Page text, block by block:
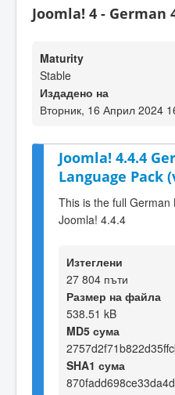
Joomla! 4 - German
Maturity
Stable
Издадено на
Вторник, 16 Април 2024
Joomla! 4.4.4
Language Pack
This is the full
Joomla! 4.4.4
Изтеглени
27 804 пъти
Размер на файла
538.51 kB
MD5 сума
SHA1 сума